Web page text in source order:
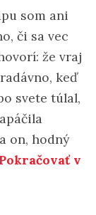
som ani
či sa vec
že vraj
keď
svete túlal,
on, hodný
v